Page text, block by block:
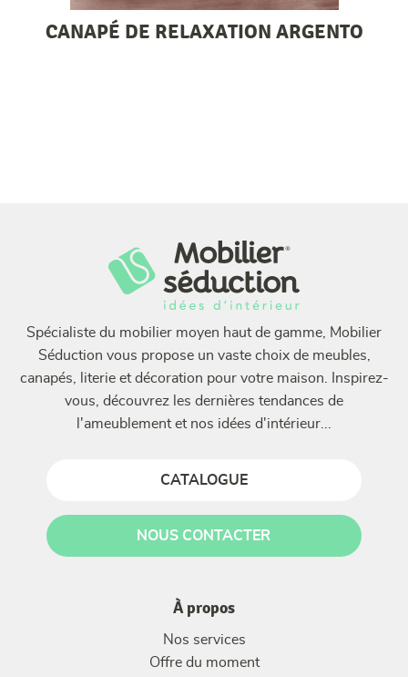
CANAPÉ DE RELAXATION ARGENTO
Spécialiste du mobilier moyen haut de gamme, Mobilier
Séduction vous propose un vaste choix de meubles,
canapés, literie et décoration pour votre maison. Inspirez-
vous, découvrez les dernières tendances de
l'ameublement et nos idées d'intérieur...
CATALOGUE
NOUS CONTACTER
À propos
Nos services
Offre du moment